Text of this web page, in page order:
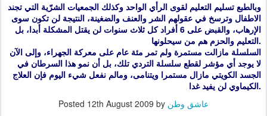
وبالطبع تسليم التعليم لقوى الرأي الواحد وكذلك الجمعيات الشرّية التي تجند
الاطفال وترسخ في عقولهم الشر والعنف والضغينة، النتيجة لن تكون سوى
الإرهاب، والقبض على 6 أفراد كل ثلاث سنوات لن يقتل المشكلة أبدا، بل
التعليم والحزم هم من سيحلونها.
السلسلة مازالت مستمرة ولم تمر مئة عام على معركة الجهراء، وإلى الآن
لا يوجد أي مؤشر لقطع سلسلة التردي تلك، بل أن نمو هذا السرطان في
الجسد الكويتي مازال مستمرا ويتنامى، ومالم نفعل شيء اليوم فإن العلاج
الكيماوي لن يفيد غدا.
Posted 12th August 2009 by عاشق وطن